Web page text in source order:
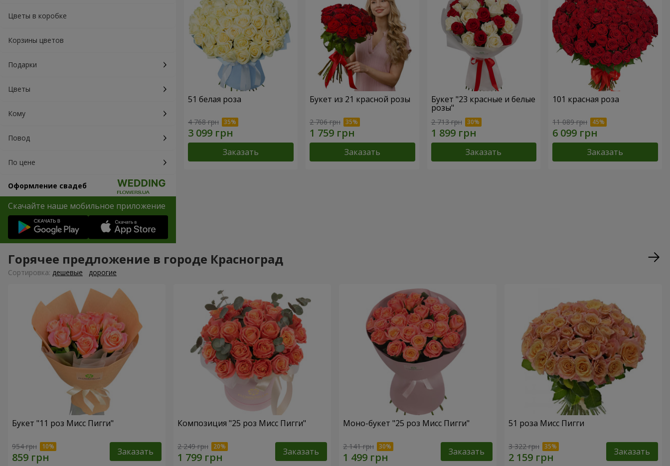
Цветы в коробке
Корзины цветов
Подарки
Цветы
Кому
Повод
По цене
Оформление свадеб
Скачайте наше мобильное приложение
51 белая роза
4 768 грн
Заказать
Букет из 21 красной розы
2 706 грн
Заказать
Букет "23 красные и белые
розы"
2 713 грн
Заказать
101 красная роза
11 089 грн
Заказать
Горячее предложение в городе Красноград
Cортировка: дешевые дорогие
Букет "11 роз Мисс Пигги"
954 грн Заказать
Композиция "25 роз Мисс Пигги"
2 249 грн Заказать
Моно-букет "25 роз Мисс Пигги"
2 141 грн Заказать
51 роза Мисс Пигги
3 322 грн Заказать